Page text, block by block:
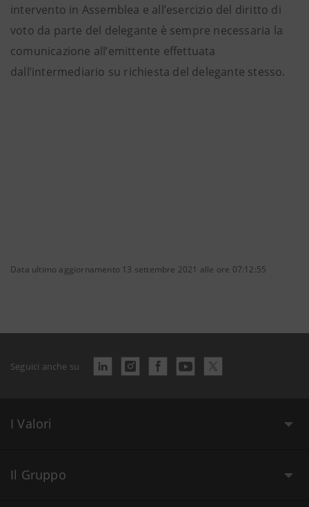
intervento in Assemblea e all’esercizio del diritto di
voto da parte del delegante è sempre necessaria la
comunicazione all’emittente effettuata
dall’intermediario su richiesta del delegante stesso.
Data ultimo aggiornamento 13 settembre 2021 alle ore 07:12:55
Seguici anche su
I Valori
Il Gruppo